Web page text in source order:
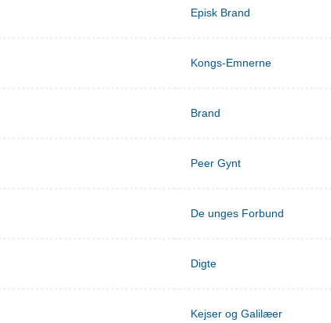
Episk Brand
Kongs-Emnerne
Brand
Peer Gynt
De unges Forbund
Digte
Kejser og Galilæer